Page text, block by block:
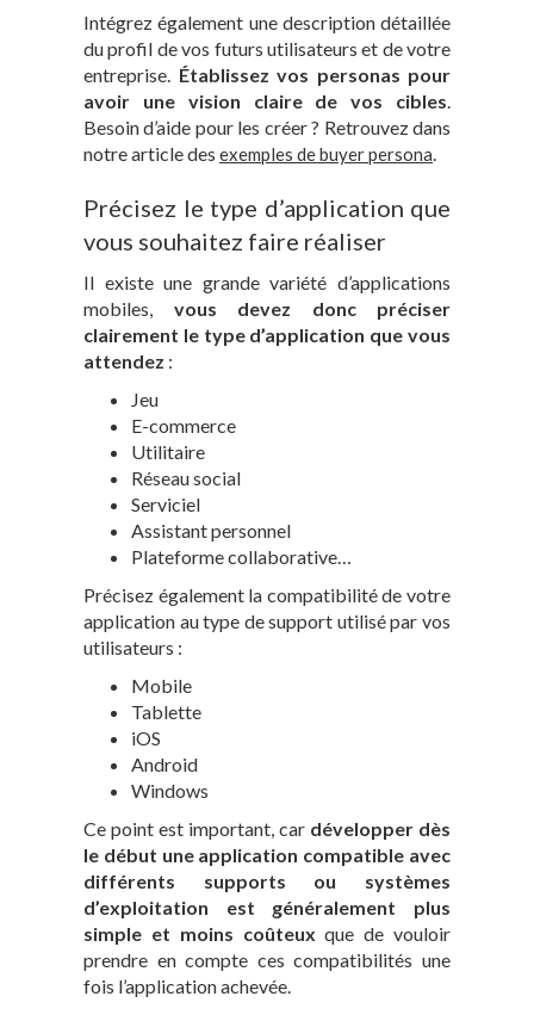
Intégrez également une description détaillée
du profil de vos futurs utilisateurs et de votre
entreprise. Établissez vos personas pour
avoir une vision claire de vos cibles
Besoin d’aide pour les créer ? Retrouvez dans
notre article des exemples de buyer persona
Précisez le type d’application que
vous souhaitez faire réaliser
Il existe une grande variété d’applications
mobiles, vous devez donc préciser
clairement le type d’application que vous
attendez :
Jeu
E-commerce
Utilitaire
Réseau social
Serviciel
Assistant personnel
Plateforme collaborative…
Précisez également la compatibilité de votre
application au type de support utilisé par vos
utilisateurs :
Mobile
Tablette
iOS
Android
Windows
Ce point est important, car développer dès
le début une application compatible avec
différents supports ou systèmes
d’exploitation est généralement plus
simple et moins coûteux que de vouloir
prendre en compte ces compatibilités une
fois l’application achevée.